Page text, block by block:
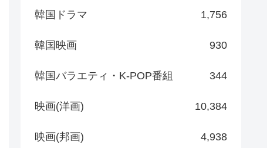
韓国ドラマ 1,756
韓国映画 930
韓国バラエティ・K-POP番組 344
映画(洋画) 10,384
映画(邦画) 4,938